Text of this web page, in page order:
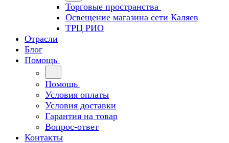
Торговые пространства
Освещение магазина сети Каляев
ТРЦ РИО
Отрасли
Блог
Помощь
Помощь
Условия оплаты
Условия доставки
Гарантия на товар
Вопрос-ответ
Контакты